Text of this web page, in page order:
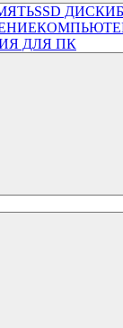
SSD ДИСКИ
ДЛЯ ПК